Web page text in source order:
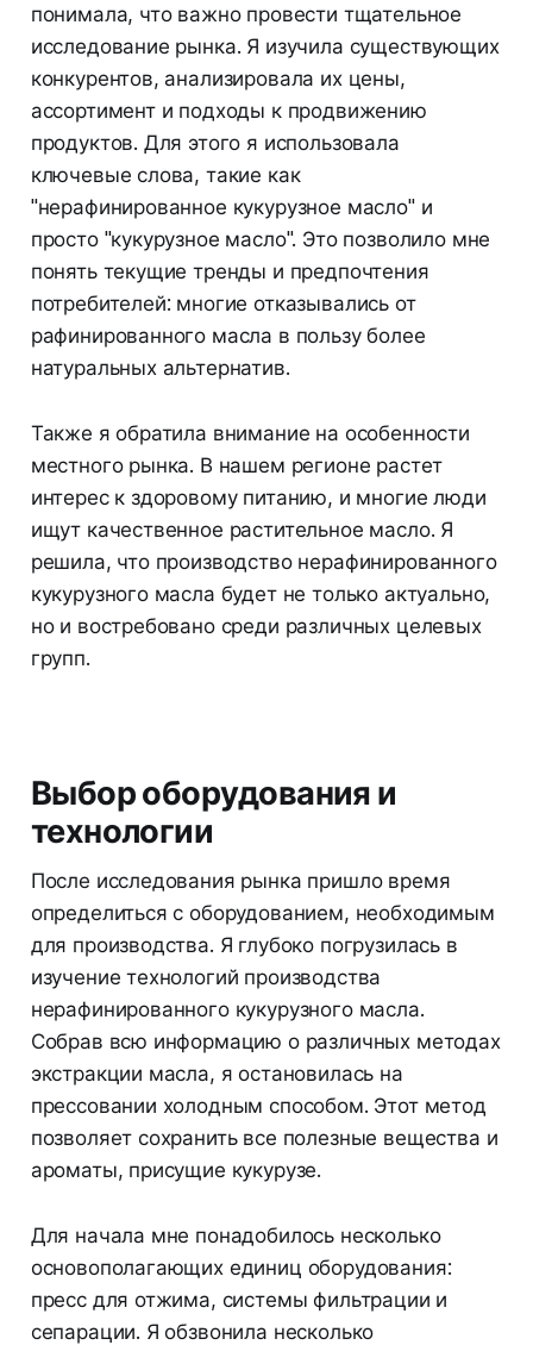
понимала, что важно провести тщательное
исследование рынка. Я изучила существующих
конкурентов, анализировала их цены,
ассортимент и подходы к продвижению
продуктов. Для этого я использовала
ключевые слова, такие как
"нерафинированное кукурузное масло" и
просто "кукурузное масло". Это позволило мне
понять текущие тренды и предпочтения
потребителей: многие отказывались от
рафинированного масла в пользу более
натуральных альтернатив.
Также я обратила внимание на особенности
местного рынка. В нашем регионе растет
интерес к здоровому питанию, и многие люди
ищут качественное растительное масло. Я
решила, что производство нерафинированного
кукурузного масла будет не только актуально,
но и востребовано среди различных целевых
групп.
Выбор оборудования и
технологии
После исследования рынка пришло время
определиться с оборудованием, необходимым
для производства. Я глубоко погрузилась в
изучение технологий производства
нерафинированного кукурузного масла.
Собрав всю информацию о различных методах
экстракции масла, я остановилась на
прессовании холодным способом. Этот метод
позволяет сохранить все полезные вещества и
ароматы, присущие кукурузе.
Для начала мне понадобилось несколько
основополагающих единиц оборудования:
пресс для отжима, системы фильтрации и
сепарации. Я обзвонила несколько